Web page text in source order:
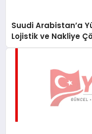
Suudi Arabistan’a
Lojistik ve Nakliye